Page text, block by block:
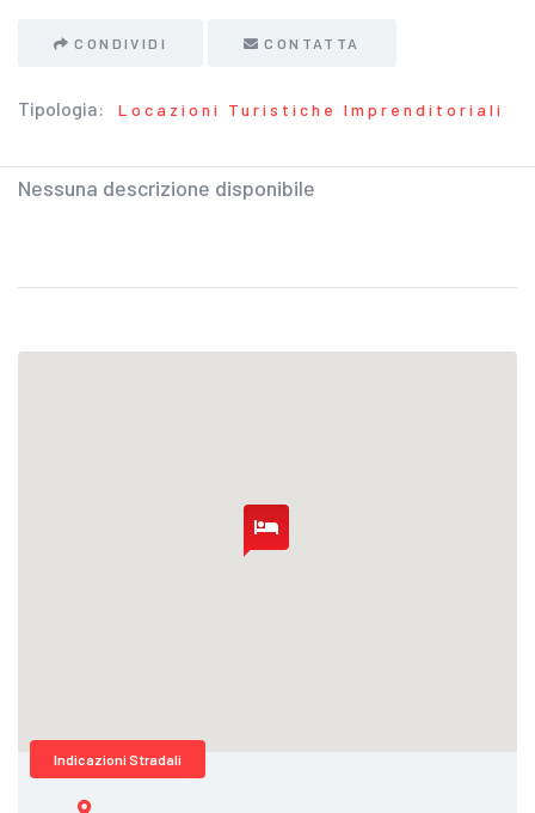
CONDIVIDI CONTATTA
Tipologia: Locazioni Turistiche Imprenditoriali
Nessuna descrizione disponibile
Indicazioni Stradali